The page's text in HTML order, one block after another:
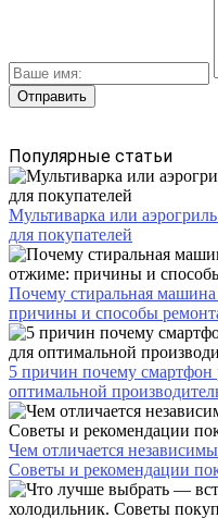
Популярные статьи
Мультиварка или
для покупателей
Почему стиральная
причины и способы
5 причин почему смартфон
оптимальной
Чем отличается
Советы и рекомендации